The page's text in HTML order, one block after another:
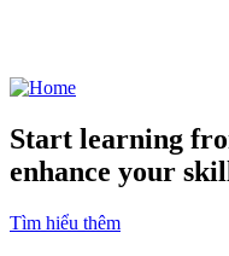
Start learning
enhance your
Tìm hiểu thêm